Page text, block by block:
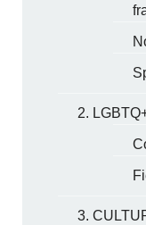
2.
3.